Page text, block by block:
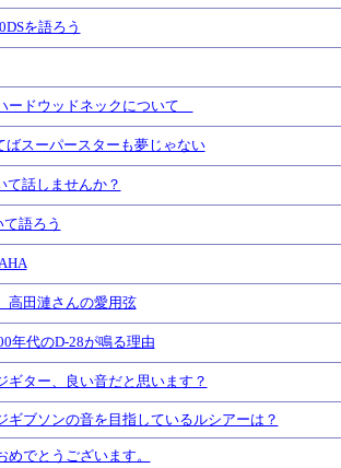
を語ろう
ドウッドネックについて
ばスーパースターも夢じゃない
て話しませんか？
語ろう
高田漣さんの愛用弦
年代のD-28が鳴る理由
ギター、良い音だと思います？
ギブソンの音を目指しているルシアーは？
めでとうございます。